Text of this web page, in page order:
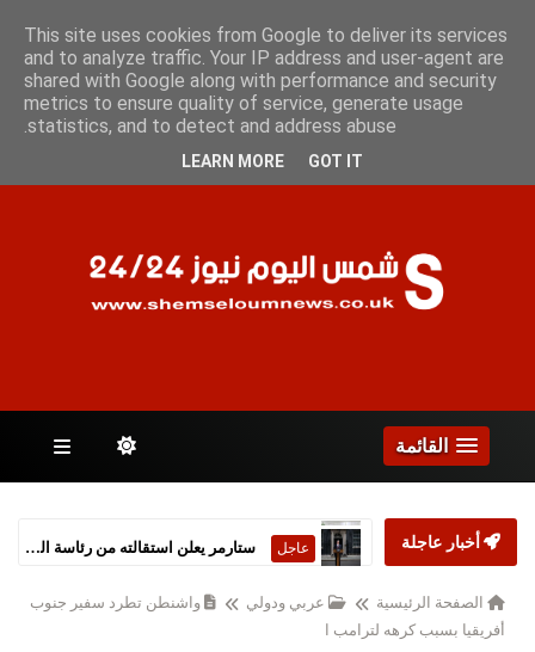
الجمعة 7 أغسطس 2026
الصفحات
القائمة
أخبار عاجلة عاجل
الصفحة الرئيسية عربي ودولي
واشنطن تطرد سفير جنوب
أفريقيا بسبب كرهه لترامب ا
This site uses cookies from Google to deliver its services
and to analyze traffic. Your IP address and user-agent are
shared with Google along with performance and security
metrics to ensure quality of service, generate usage
statistics, and to detect and address abuse.
LEARN MORE GOT IT